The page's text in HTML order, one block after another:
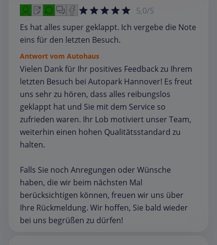
5,0/5
Es hat alles super geklappt. Ich vergebe die Note
eins für den letzten Besuch.
Antwort vom Autohaus
Vielen Dank für Ihr positives Feedback zu Ihrem
letzten Besuch bei Autopark Hannover! Es freut
uns sehr zu hören, dass alles reibungslos
geklappt hat und Sie mit dem Service so
zufrieden waren. Ihr Lob motiviert unser Team,
weiterhin einen hohen Qualitätsstandard zu
halten.
Falls Sie noch Anregungen oder Wünsche
haben, die wir beim nächsten Mal
berücksichtigen können, freuen wir uns über
Ihre Rückmeldung. Wir hoffen, Sie bald wieder
bei uns begrüßen zu dürfen!